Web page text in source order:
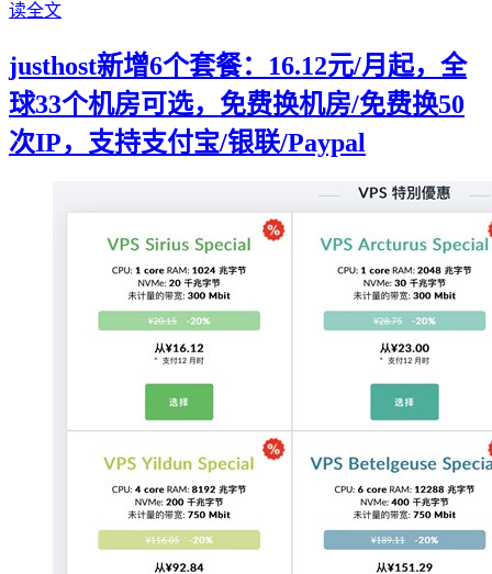
读全文
justhost新增6个套餐：16.12元/月起，全
球33个机房可选，免费换机房/免费换50
次IP，支持支付宝/银联/Paypal